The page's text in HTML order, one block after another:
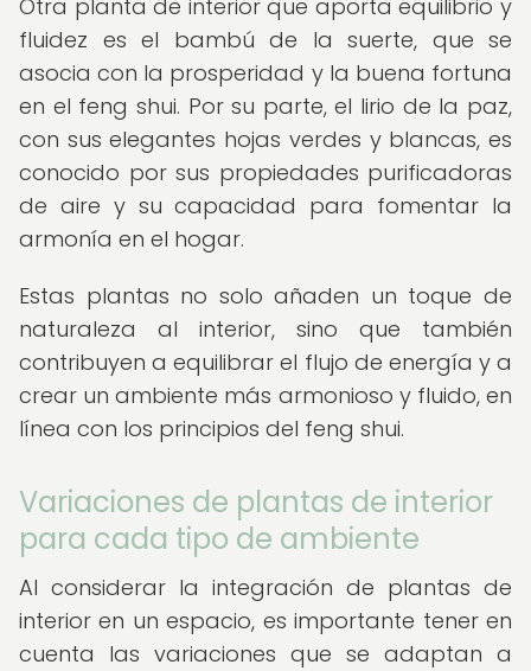
Otra planta de interior que aporta equilibrio y
fluidez es el bambú de la suerte, que se
asocia con la prosperidad y la buena fortuna
en el feng shui. Por su parte, el lirio de la paz,
con sus elegantes hojas verdes y blancas, es
conocido por sus propiedades purificadoras
de aire y su capacidad para fomentar la
armonía en el hogar.
Estas plantas no solo añaden un toque de
naturaleza al interior, sino que también
contribuyen a equilibrar el flujo de energía y a
crear un ambiente más armonioso y fluido, en
línea con los principios del feng shui.
Variaciones de plantas de interior
para cada tipo de ambiente
Al considerar la integración de plantas de
interior en un espacio, es importante tener en
cuenta las variaciones que se adaptan a